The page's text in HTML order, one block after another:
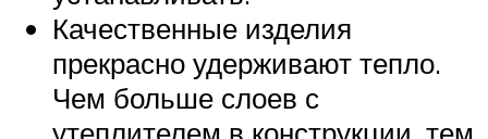
Качественные изделия
прекрасно удерживают тепло.
Чем больше слоев с